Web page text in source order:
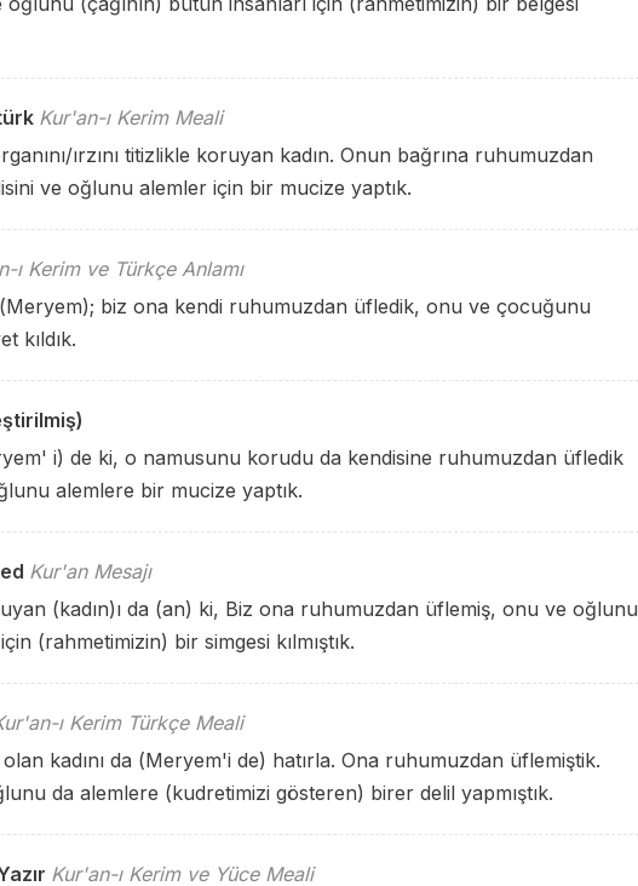
Kur'an-ı Kerim Meali
ırzını titizlikle koruyan kadın. Onun bağrına ruhumuzdan
ve oğlunu alemler için bir mucize yaptık.
ı Kerim ve Türkçe Anlamı
biz ona kendi ruhumuzdan üfledik, onu ve çocuğunu
kıldık.
i) de ki, o namusunu korudu da kendisine ruhumuzdan üfledik
alemlere bir mucize yaptık.
Kur'an Mesajı
(kadın)ı da (an) ki, Biz ona ruhumuzdan üflemiş, onu ve oğlunu
(rahmetimizin) bir simgesi kılmıştık.
ı Kerim Türkçe Meali
kadını da (Meryem'i de) hatırla. Ona ruhumuzdan üflemiştik.
da alemlere (kudretimizi gösteren) birer delil yapmıştık.
Kur'an-ı Kerim ve Yüce Meali